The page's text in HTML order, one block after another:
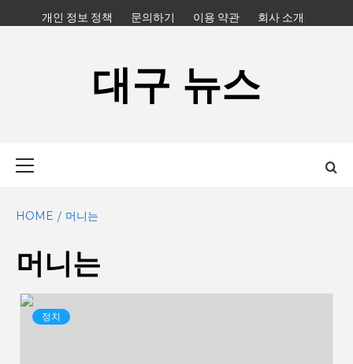
to
개인 정보 정책 문의하기 이용 약관 회사 소개
대구 뉴스
HOME 머니는
머니는
정치